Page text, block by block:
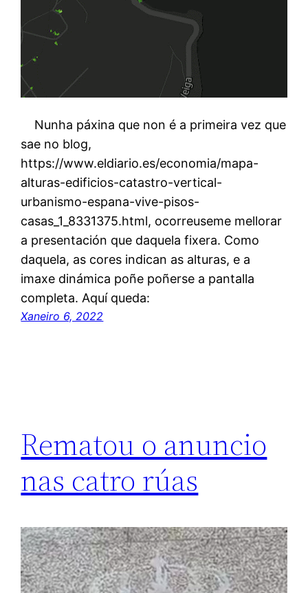
Nunha páxina que non é a primeira vez que
sae no blog,
https://www.eldiario.es/economia/mapa-
alturas-edificios-catastro-vertical-
urbanismo-espana-vive-pisos-
casas_1_8331375.html, ocorreuseme mellorar
a presentación que daquela fixera. Como
daquela, as cores indican as alturas, e a
imaxe dinámica poñe poñerse a pantalla
completa. Aquí queda:
Xaneiro 6, 2022
Rematou o anuncio
nas catro rúas